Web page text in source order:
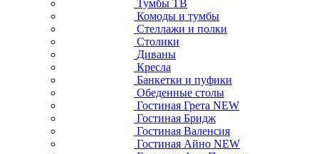
Тумбы ТВ
Комоды и тумбы
Стеллажи и полки
Столики
Диваны
Кресла
Банкетки и пуфики
Обеденные столы
Гостиная Грета NEW
Гостиная Бридж
Гостиная Валенсия
Гостиная Айно NEW